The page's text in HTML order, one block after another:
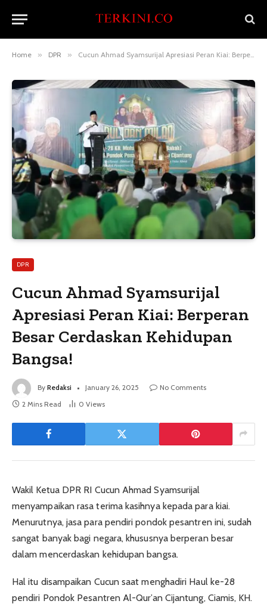
Home » DPR » Cucun Ahmad Syamsurijal Apresiasi Peran Kiai: Berperan Besar Cerdaskan Kehidupan Bangsa!
DPR
Cucun Ahmad Syamsurijal
Apresiasi Peran Kiai: Berperan
Besar Cerdaskan Kehidupan
Bangsa!
By Redaksi January 26, 2025
No Comments
2 Mins Read
0 Views
Wakil Ketua DPR RI Cucun Ahmad Syamsurijal
menyampaikan rasa terima kasihnya kepada para kiai.
Menurutnya, jasa para pendiri pondok pesantren ini, sudah
sangat banyak bagi negara, khususnya berperan besar
dalam mencerdaskan kehidupan bangsa.
Hal itu disampaikan Cucun saat menghadiri Haul ke-28
pendiri Pondok Pesantren Al-Qur’an Cijantung, Ciamis, KH.